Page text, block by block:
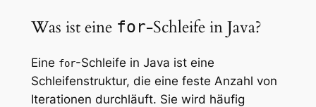
Was ist eine for-Schleife in Java?
Eine for-Schleife in Java ist eine
Schleifenstruktur, die eine feste Anzahl von
Iterationen durchläuft. Sie wird häufig